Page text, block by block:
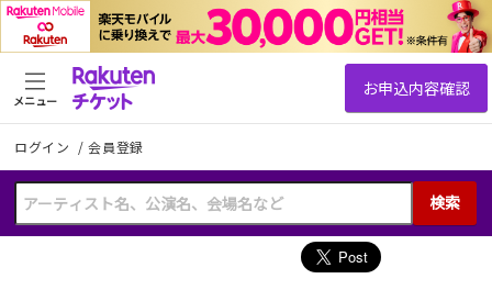
ログイン /会員登録
検索
メニュー